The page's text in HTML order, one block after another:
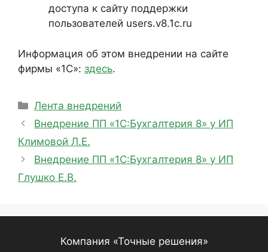
доступа к сайту поддержки
пользователей users.v8.1c.ru
Информация об этом внедрении на сайте
фирмы «1С»: здесь.
Рубрики
Лента внедрений
Внедрение ПП «1С:Бухгалтерия 8» у ИП
Климовой Л.Е.
Внедрение ПП «1С:Бухгалтерия 8» у ИП
Глушко Е.В.
Компания «Точные решения»